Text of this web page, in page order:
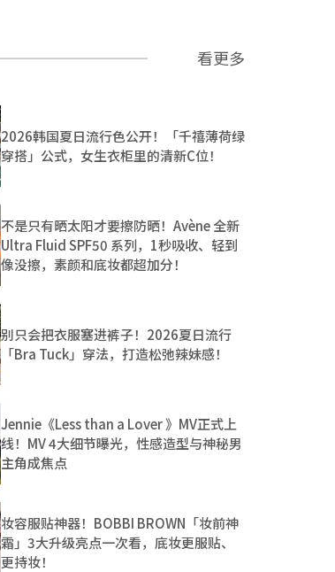
看更多
2026韩国夏日流行色公开！「千禧薄荷绿
穿搭」公式，女生衣柜里的清新C位！
不是只有晒太阳才要擦防晒！Avène 全新
Ultra Fluid SPF50 系列，1秒吸收、轻到
像没擦，素颜和底妆都超加分！
别只会把衣服塞进裤子！2026夏日流行
「Bra Tuck」穿法，打造松弛辣妹感！
Jennie《Less than a Lover 》MV正式上
线！MV 4大细节曝光，性感造型与神秘男
主角成焦点
妆容服贴神器！BOBBI BROWN「妆前神
霜」3大升级亮点一次看，底妆更服贴、
更持妆！